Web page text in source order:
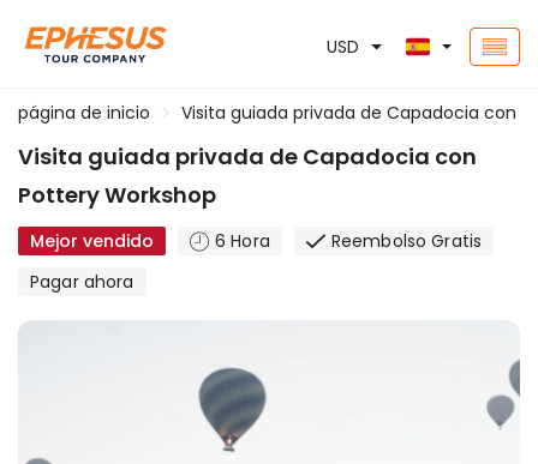
USD
página de inicio Visita guiada privada de Capadocia con
Visita guiada privada de Capadocia con
Pottery Workshop
Mejor vendido 6 Hora
Reembolso Gratis
Pagar ahora